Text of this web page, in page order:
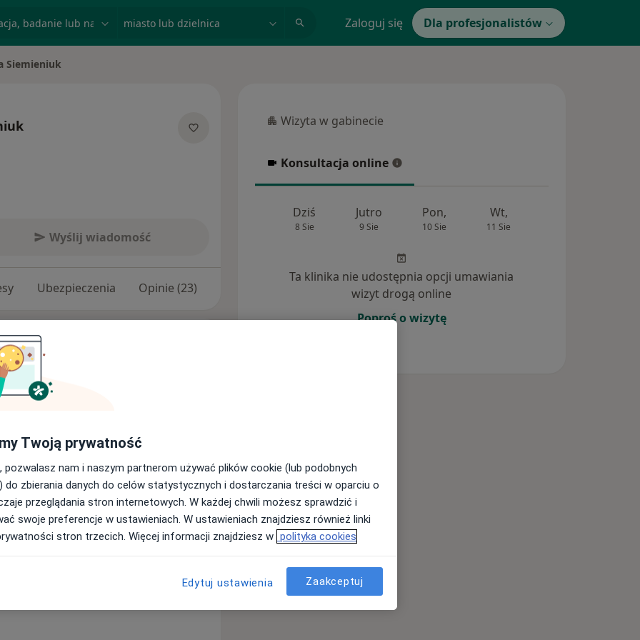
Zaloguj się Dla profesjonalistów
Siemieniuk
Wyślij wiadomość
Ubezpieczenia Opinie (23)
oraz psychoterapeutą w
w Warszawie). Ukończyłam m.in.
Uniwersytecie Siedleckim oraz
wspomagania dzieci na
Ponadto ukończyłam kursy z
i młodzieży, neuropsychologii
oraz wiele innych. Stale podnoszę
superwizji. Doświadczenie
m.in. poradni
i przedszkolach, poradniach zdrowia
Opiniodawczym Zespole
zajmujących się diagnozą i
ADHD dzieci i dorosłych
Wizyta w gabinecie
Wizyta w gabinecie
Konsultacja online
Konsultacja online
Dziś
8 Sie
Jutro
9 Sie
Pon,
10 Sie
Wt,
11 Sie
Ta klinika nie udostępnia opcji umawiania
wizyt drogą online
Poproś o wizytę
Twoją prywatność
pozwalasz nam i naszym partnerom używać plików cookie (lub podobnych
do zbierania danych do celów statystycznych i dostarczania treści w oparciu o
przeglądania stron internetowych. W każdej chwili możesz sprawdzić i
swoje preferencje w ustawieniach. W ustawieniach znajdziesz również linki
stron trzecich. Więcej informacji znajdziesz w polityka cookies
Edytuj ustawienia Zaakceptuj